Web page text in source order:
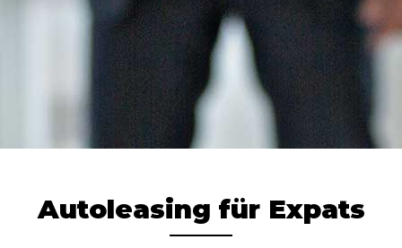
Autoleasing für Expats